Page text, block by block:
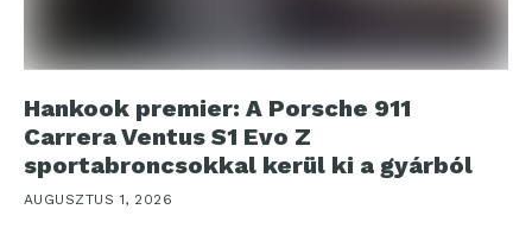
Hankook premier: A Porsche 911
Carrera Ventus S1 Evo Z
sportabroncsokkal kerül ki a gyárból
AUGUSZTUS 1, 2026